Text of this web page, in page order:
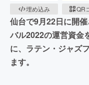
埋め込み
QR
仙台で9月22日に開
バル2022の運営資金
に、ラテン・ジャズ
ます。